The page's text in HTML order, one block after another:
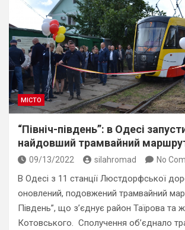
МІСТО
“Північ-південь”: в Одесі
найдовший трамвайний
09/13/2022 silahromad No
В Одесі з 11 станції Люстдорфської
оновлений, подовжений трамвайний
Південь”, що з’єднує район Таїрова та
Котовського. Сполучення об’єднало